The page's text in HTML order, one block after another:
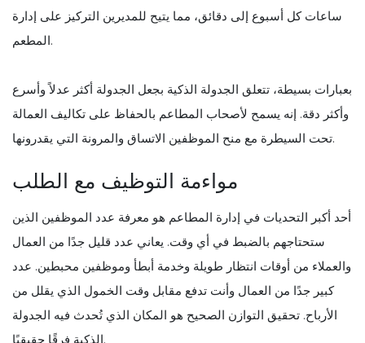
ساعات كل أسبوع إلى دقائق، مما يتيح للمديرين التركيز على إدارة
المطعم.
بعبارات بسيطة، تتعلق الجدولة الذكية بجعل الجدولة أكثر عدلاً وأسرع
وأكثر دقة. إنه يسمح لأصحاب المطاعم بالحفاظ على تكاليف العمالة
تحت السيطرة مع منح الموظفين الاتساق والمرونة التي يقدرونها.
مواءمة التوظيف مع الطلب
أحد أكبر التحديات في إدارة المطاعم هو معرفة عدد الموظفين الذين
ستحتاجهم بالضبط في أي وقت. يعاني عدد قليل جدًا من العمال
والعملاء من أوقات انتظار طويلة وخدمة أبطأ وموظفين محبطين. عدد
كبير جدًا من العمال وأنت تدفع مقابل وقت الخمول الذي يقلل من
الأرباح. تحقيق التوازن الصحيح هو المكان الذي تُحدث فيه الجدولة